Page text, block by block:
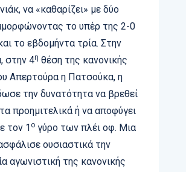
να «καθαρίζει» με δύο
το υπέρ της 2-0
το εβδομήντα τρία. Στην
στην 4η θέση της κανονικής
Απερτούρα η Πατσούκα, η
την δυνατότητα να βρεθεί
προημιτελικά ή να αποφύγει
τον 1 ο γύρο των πλέι οφ. Μια
ουσιαστικά την
αγωνιστική της κανονικής